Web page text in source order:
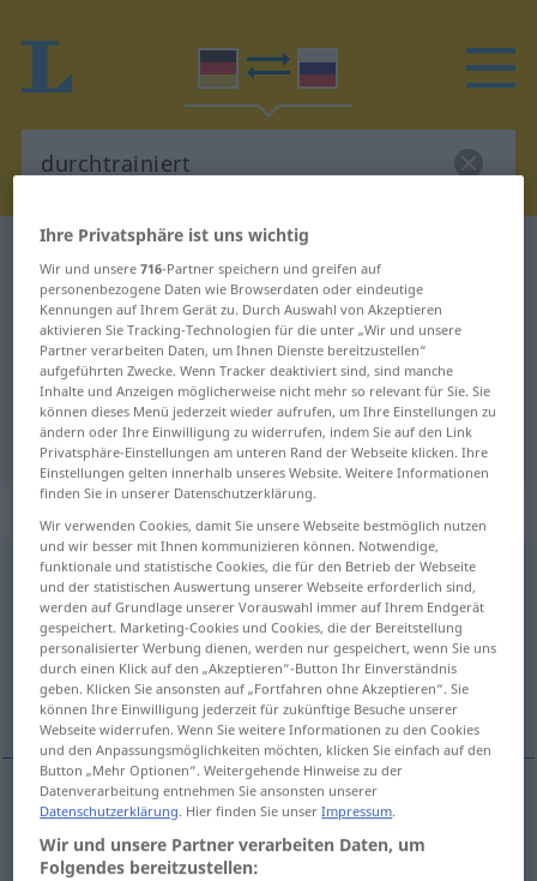
Deutsch-Russisch Übersetzung für
"durchtrainiert"
"durchtrainiert" Russisch
Übersetzung
durchtrainiert
Übersicht aller Übersetzungen
(Für mehr Details die Übersetzung anklicken/antippen)
натренирован\ный
натренирован\ный durchtrainiert
Ihre Privatsphäre ist uns wichtig
Wir und unsere716-Partner speichern und greifen auf
personenbezogene Daten wie Browserdaten oder eindeutige
Kennungen auf Ihrem Gerät zu. Durch Auswahl von Akzeptieren
aktivieren Sie Tracking-Technologien für die unter „Wir und unsere
Partner verarbeiten Daten, um Ihnen Dienste bereitzustellen“
aufgeführten Zwecke. Wenn Tracker deaktiviert sind, sind manche
Inhalte und Anzeigen möglicherweise nicht mehr so relevant für Sie. Sie
können dieses Menü jederzeit wieder aufrufen, um Ihre Einstellungen zu
ändern oder Ihre Einwilligung zu widerrufen, indem Sie auf den Link
Privatsphäre-Einstellungen am unteren Rand der Webseite klicken. Ihre
Einstellungen gelten innerhalb unseres Website. Weitere Informationen
finden Sie in unserer Datenschutzerklärung.
Wir verwenden Cookies, damit Sie unsere Webseite bestmöglich nutzen
und wir besser mit Ihnen kommunizieren können. Notwendige,
funktionale und statistische Cookies, die für den Betrieb der Webseite
und der statistischen Auswertung unserer Webseite erforderlich sind,
werden auf Grundlage unserer Vorauswahl immer auf Ihrem Endgerät
gespeichert. Marketing-Cookies und Cookies, die der Bereitstellung
personalisierter Werbung dienen, werden nur gespeichert, wenn Sie uns
durch einen Klick auf den „Akzeptieren“-Button Ihr Einverständnis
geben. Klicken Sie ansonsten auf „Fortfahren ohne Akzeptieren“. Sie
können Ihre Einwilligung jederzeit für zukünftige Besuche unserer
Webseite widerrufen. Wenn Sie weitere Informationen zu den Cookies
und den Anpassungsmöglichkeiten möchten, klicken Sie einfach auf den
Button „Mehr Optionen“. Weitergehende Hinweise zu der
Datenverarbeitung entnehmen Sie ansonsten unserer
Datenschutzerklärung. Hier finden Sie unserImpressum.
Wir und unsere Partner verarbeiten Daten, um
Folgendes bereitzustellen: